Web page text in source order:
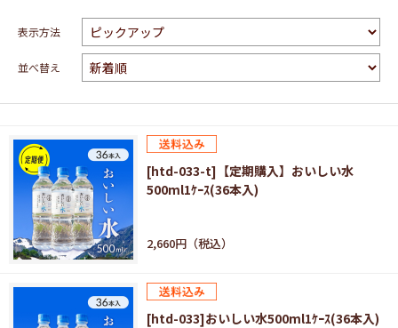
表示方法
並べ替え
[htd-033-t]【定期購入】おいしい水
500ml1ｹｰｽ(36本入)
2,660円
[htd-033]おいしい水500ml1ｹｰｽ(36本入)